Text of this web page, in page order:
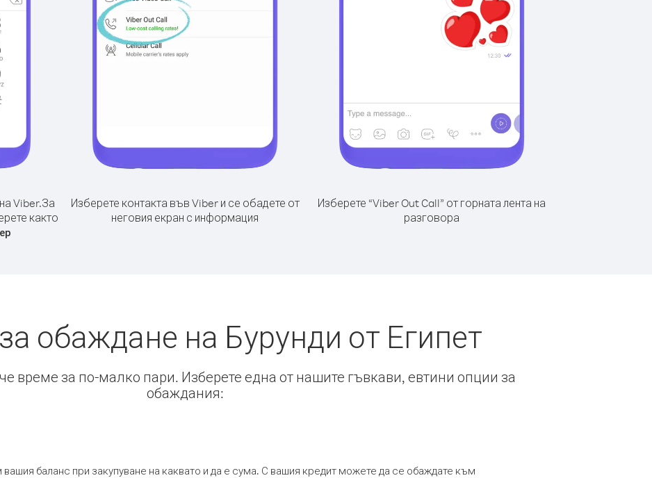
Viber.За
както
Изберете контакта във Viber и се обадете от
неговия екран с информация
Изберете “Viber Out Call” от горната лента на
разговора
обаждане на Бурунди от Египет
време за по-малко пари. Изберете една от нашите гъвкави, евтини опции за
обаждания:
баланс при закупуване на каквато и да е сума. С вашия кредит можете да се обаждате към